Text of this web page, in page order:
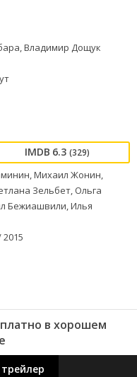
Владимир Дощук
6.3 (329)
Михаил Жонин,
Зельбет, Ольга
Бежиашвили, Илья
в хорошем